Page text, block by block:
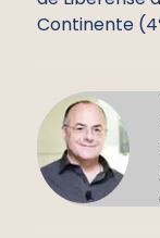
Continente